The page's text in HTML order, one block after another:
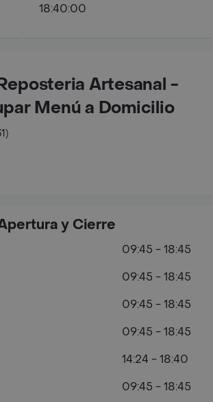
18:40:00
Artesanal -
Menú a Domicilio
y Cierre
09:45 - 18:45
09:45 - 18:45
09:45 - 18:45
09:45 - 18:45
14:24 - 18:40
09:45 - 18:45